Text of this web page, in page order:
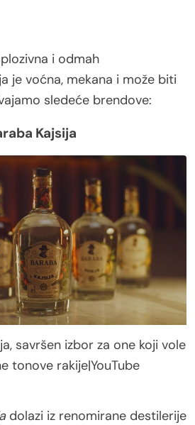
i odmah
je voćna, mekana i može biti
sledeće brendove:
Kajsija
savršen izbor za one koji vole
tonove rakije|YouTube
dolazi iz renomirane destilerije